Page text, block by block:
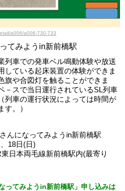
a006/a006-730-733
てみようin新前橋駅
列車での発車ベル鳴動体験や放送
している起床装置の体験ができま
旗や合図灯を触ることができま
－スで当日運行されているSL列車
列車の運行状況によっては時間が
。）
んになってみようin新前橋駅
18日(日)
日本両毛線新前橋駅内(最寄り
ってみようin新前橋駅」申し込みは